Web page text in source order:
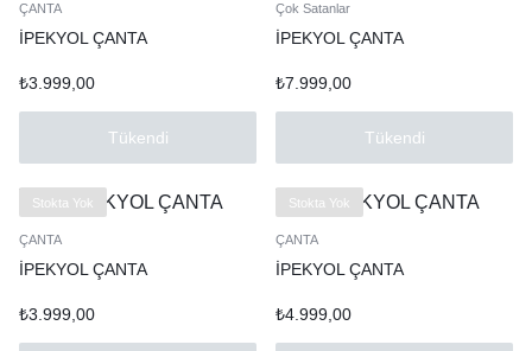
ÇANTA
İPEKYOL ÇANTA
₺3.999,00
Tükendi
Çok Satanlar
İPEKYOL ÇANTA
₺7.999,00
Tükendi
Stokta Yok
ÇANTA
İPEKYOL ÇANTA
₺3.999,00
Stokta Yok
ÇANTA
İPEKYOL ÇANTA
₺4.999,00